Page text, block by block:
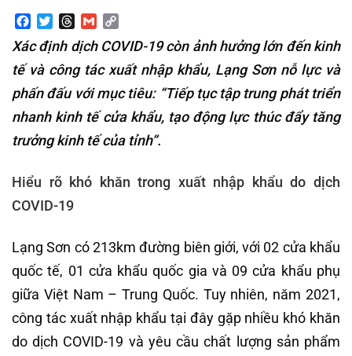
Facebook
TwitterThreads
Gmail
Xác định dịch COVID-19 còn ảnh hưởng lớn đến kinh
tế và công tác xuất nhập khẩu, Lạng Sơn nỗ lực và
phấn đấu với mục tiêu: “Tiếp tục tập trung phát triển
nhanh kinh tế cửa khẩu, tạo động lực thúc đẩy tăng
trưởng kinh tế của tỉnh”.
Hiểu rõ khó khăn trong xuất nhập khẩu do dịch
COVID-19
Lạng Sơn có 213km đường biên giới, với 02 cửa khẩu
quốc tế, 01 cửa khẩu quốc gia và 09 cửa khẩu phụ
giữa Việt Nam – Trung Quốc. Tuy nhiên, năm 2021,
công tác xuất nhập khẩu tại đây gặp nhiều khó khăn
do dịch COVID-19 và yêu cầu chất lượng sản phẩm